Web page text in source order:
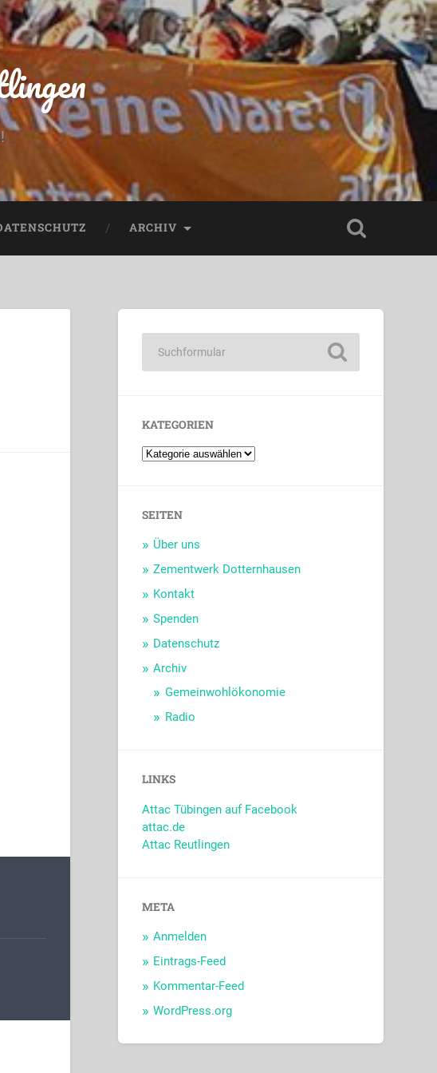
ARCHIV
KATEGORIEN
SEITEN
Über uns
Zementwerk Dotternhausen
Kontakt
Spenden
Datenschutz
Archiv
Gemeinwohlökonomie
Radio
LINKS
Attac Tübingen auf Facebook
attac.de
Attac Reutlingen
META
Anmelden
Eintrags-Feed
Kommentar-Feed
WordPress.org